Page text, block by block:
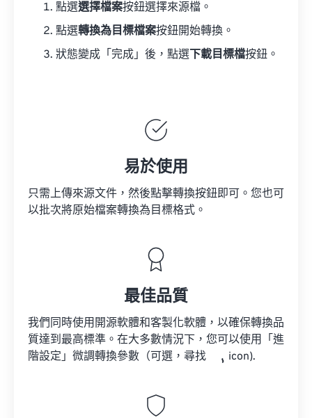
點選選擇檔案按鈕選擇來源檔。
點選轉換為目標檔案按鈕開始轉換。
狀態變成「完成」後，點選 下載目標檔按鈕。
易於使用
只需上傳來源文件，然後點擊轉換按鈕即可。您也可
以批次將原始檔案轉換為目標格式。
最佳品質
我們同時使用開源軟體和客製化軟體，以確保轉換品
質達到最高標準。在大多數情況下，您可以使用「進
階設定」微調轉換參數（可選，尋找
icon).